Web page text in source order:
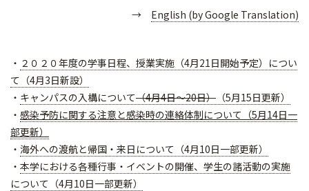
→ English (by Google Translation)
・ ２０２０年度の学事日程、授業実施（4月21日開始予定）につい
て（4月3日新設）
・ キャンパスの入構について（4月4日～20日） （5月15日更新）
・ 感染予防に関する注意と感染時の連絡体制について（5月14日一
部更新）
・ 海外への渡航と帰国・来日について（4月10日一部更新）
・ 本学における各種行事・イベントの開催、学生の諸活動の実施
について（4月10日一部更新）